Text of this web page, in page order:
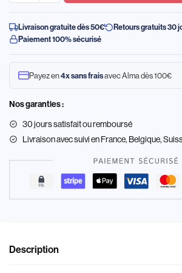
Livraison gratuite dès 50€
Retours gratuits 30
Paiement 100% sécurisé
Payez en4x sans fraisavec Alma dès 100€
Nos garanties :
30 jours satisfait ou remboursé
Livraisonavec suivi en France, Belgique,
Description